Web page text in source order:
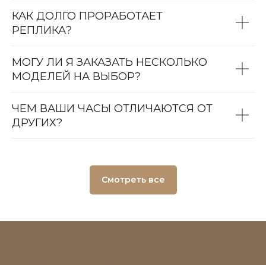
КАК ДОЛГО ПРОРАБОТАЕТ
РЕПЛИКА?
МОГУ ЛИ Я ЗАКАЗАТЬ НЕСКОЛЬКО
МОДЕЛЕЙ НА ВЫБОР?
ЧЕМ ВАШИ ЧАСЫ ОТЛИЧАЮТСЯ ОТ
ДРУГИХ?
Смотреть все